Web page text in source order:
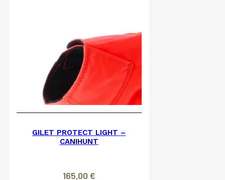
GILET PROTECT LIGHT –
CANIHUNT
165,00 €